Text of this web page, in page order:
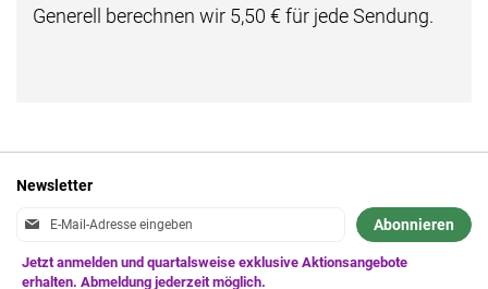
Generell berechnen wir 5,50 € für jede Sendung.
Newsletter
Anmeldung
Newsletter:
Abonnieren